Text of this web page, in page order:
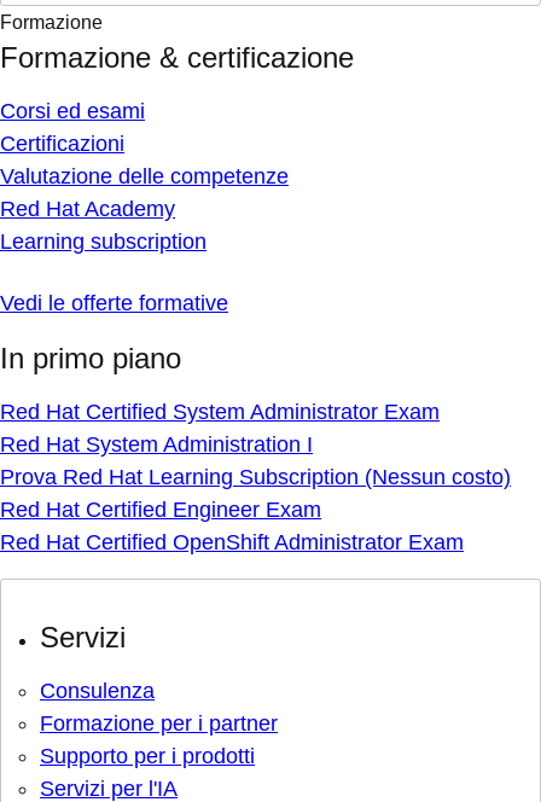
Formazione
Formazione & certificazione
Corsi ed esami
Certificazioni
Valutazione delle competenze
Red Hat Academy
Learning subscription
Vedi le offerte formative
In primo piano
Red Hat Certified System Administrator Exam
Red Hat System Administration I
Prova Red Hat Learning Subscription (Nessun costo)
Red Hat Certified Engineer Exam
Red Hat Certified OpenShift Administrator Exam
Servizi
Consulenza
Formazione per i partner
Supporto per i prodotti
Servizi per l'IA